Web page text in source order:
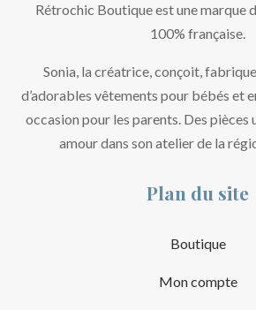
Rétrochic Boutique est une marque
100% française.
Sonia, la créatrice, conçoit,
d’adorables vêtements pour bébés et
occasion pour les parents. Des pièces
amour dans son atelier de la
Plan du site
Boutique
Mon compte